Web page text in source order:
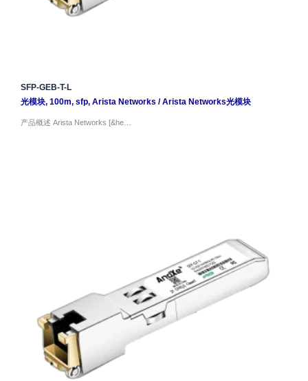
SFP-GEB-T-L
光模块, 100m, sfp, Arista Networks /Arista Networks光模块
产品概述 Arista Networks [&he…